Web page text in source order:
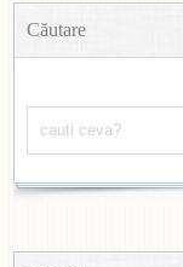
Căutare